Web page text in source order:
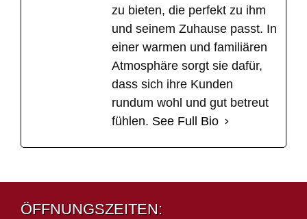
zu bieten, die perfekt zu ihm
und seinem Zuhause passt. In
einer warmen und familiären
Atmosphäre sorgt sie dafür,
dass sich ihre Kunden
rundum wohl und gut betreut
fühlen. See Full Bio
ÖFFNUNGSZEITEN: